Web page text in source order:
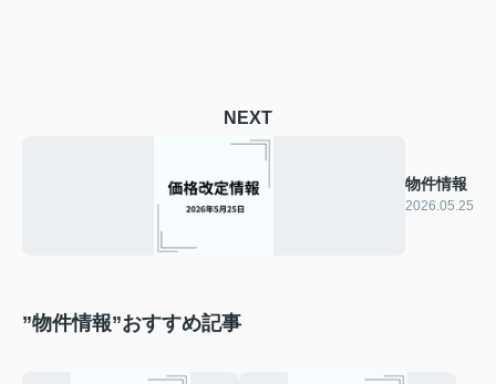
NEXT
物件情報
2026.05.25
”物件情報”おすすめ記事